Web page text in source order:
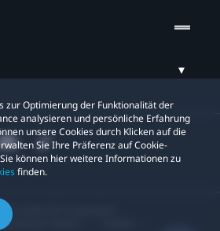
zur Optimierung der Funktionalität der
analysieren und persönliche Erfahrung
unsere Cookies durch Klicken auf die
Sie Ihre Präferenz auf Cookie-
können hier weitere Informationen zu
finden.
2026 HTC Corporation
Rechtlicher Hinweis